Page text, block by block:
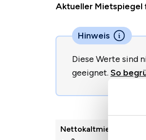
Aktueller Mietspiegel
Hinweis
Diese Werte sind
geeignet. So
Nettokaltmiete